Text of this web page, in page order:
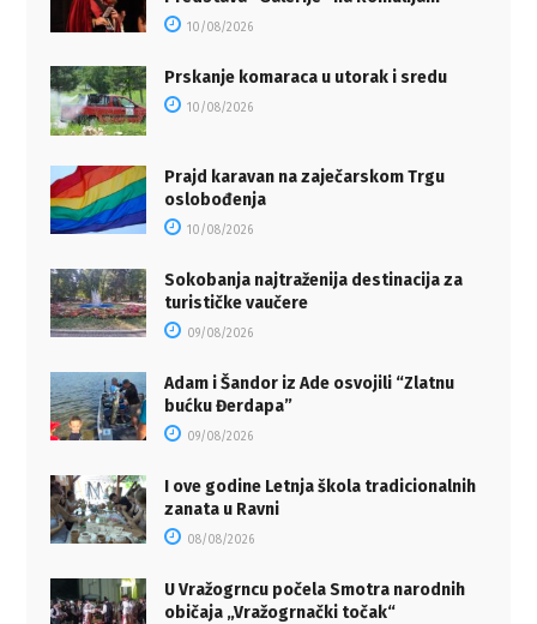
10/08/2026
Prskanje komaraca u utorak i sredu
10/08/2026
Prajd karavan na zaječarskom Trgu
oslobođenja
10/08/2026
Sokobanja najtraženija destinacija za
turističke vaučere
09/08/2026
Adam i Šandor iz Ade osvojili “Zlatnu
bućku Đerdapa”
09/08/2026
I ove godine Letnja škola tradicionalnih
zanata u Ravni
08/08/2026
U Vražogrncu počela Smotra narodnih
običaja „Vražogrnački točak“